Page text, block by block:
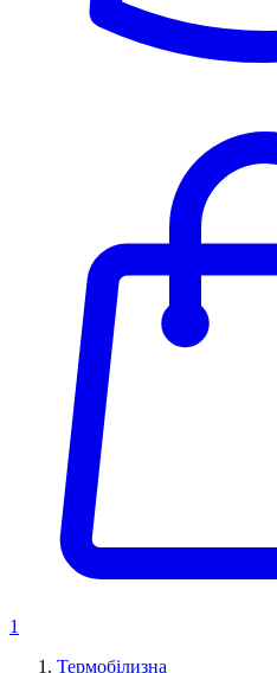
1
Термобілизна